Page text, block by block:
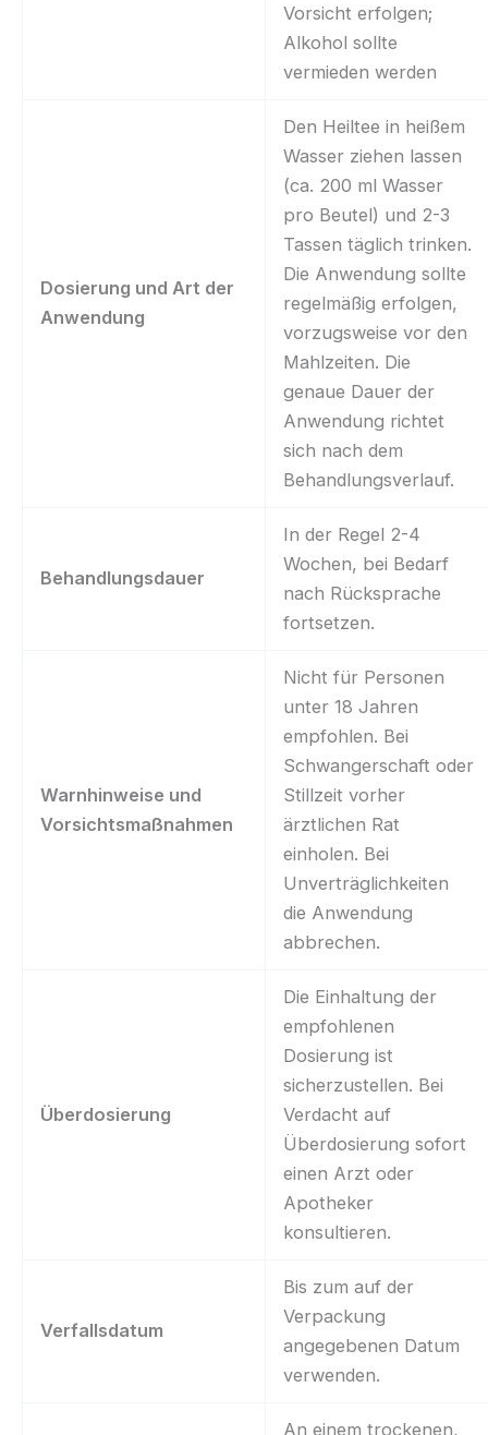
Vorsicht erfolgen;
Alkohol sollte
vermieden werden
Dosierung und Art der
Anwendung
Den Heiltee in heißem
Wasser ziehen lassen
(ca. 200 ml Wasser
pro Beutel) und 2-3
Tassen täglich trinken.
Die Anwendung sollte
regelmäßig erfolgen,
vorzugsweise vor den
Mahlzeiten. Die
genaue Dauer der
Anwendung richtet
sich nach dem
Behandlungsverlauf.
Behandlungsdauer
In der Regel 2-4
Wochen, bei Bedarf
nach Rücksprache
fortsetzen.
Warnhinweise und
Vorsichtsmaßnahmen
Nicht für Personen
unter 18 Jahren
empfohlen. Bei
Schwangerschaft oder
Stillzeit vorher
ärztlichen Rat
einholen. Bei
Unverträglichkeiten
die Anwendung
abbrechen.
Überdosierung
Die Einhaltung der
empfohlenen
Dosierung ist
sicherzustellen. Bei
Verdacht auf
Überdosierung sofort
einen Arzt oder
Apotheker
konsultieren.
Verfallsdatum
Bis zum auf der
Verpackung
angegebenen Datum
verwenden.
An einem trockenen,